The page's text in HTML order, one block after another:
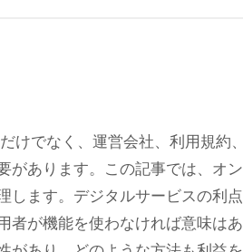
けでなく、運営会社、利用規約、
があります。この記事では、オン
します。デジタルサービスの利点
者が機能を使わなければ意味はあ